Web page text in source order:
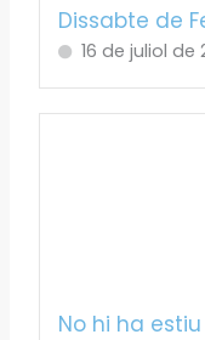
Dissabte de
16 de juliol de
No hi ha